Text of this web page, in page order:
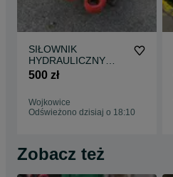
SIŁOWNIK
HYDRAULICZNY
NOWY do wiertnicy
500 zł
Wojkowice
Odświeżono dzisiaj o 18:10
Zobacz też